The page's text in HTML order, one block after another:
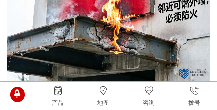
设计先行：在项目设计阶段，建筑师和结构工程师就应根据雨
棚的位置、功能、与主体结构的关系以及相关消防规范，明确其防
产品 地图 咨询 拨号